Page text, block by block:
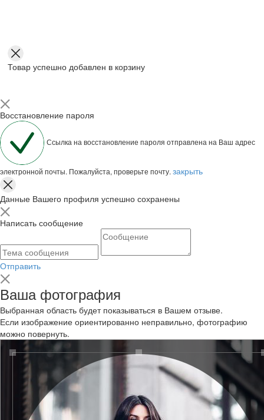
Товар успешно добавлен в корзину
Восстановление пароля
Ссылка на восстановление пароля отправлена на Ваш адрес
электронной почты. Пожалуйста, проверьте почту. закрыть
Данные Вашего профиля успешно сохранены
Написать сообщение
Отправить
Ваша фотография
Выбранная область будет показываться в Вашем отзыве.
Если изображение ориентированно неправильно, фотографию
можно повернуть.